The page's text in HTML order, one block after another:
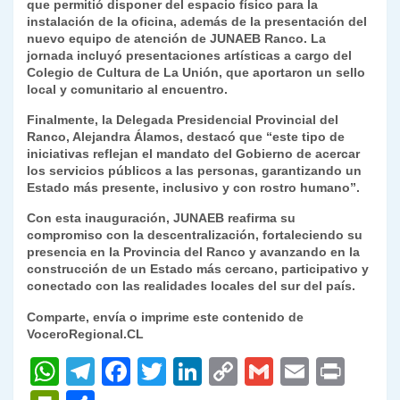
que permitió disponer del espacio físico para la
instalación de la oficina, además de la presentación del
nuevo equipo de atención de JUNAEB Ranco. La
jornada incluyó presentaciones artísticas a cargo del
Colegio de Cultura de La Unión, que aportaron un sello
local y comunitario al encuentro.
Finalmente, la Delegada Presidencial Provincial del
Ranco, Alejandra Álamos, destacó que “este tipo de
iniciativas reflejan el mandato del Gobierno de acercar
los servicios públicos a las personas, garantizando un
Estado más presente, inclusivo y con rostro humano”.
Con esta inauguración, JUNAEB reafirma su
compromiso con la descentralización, fortaleciendo su
presencia en la Provincia del Ranco y avanzando en la
construcción de un Estado más cercano, participativo y
conectado con las realidades locales del sur del país.
Comparte, envía o imprime este contenido de
VoceroRegional.CL
W
T
F
T
Li
C
G
E